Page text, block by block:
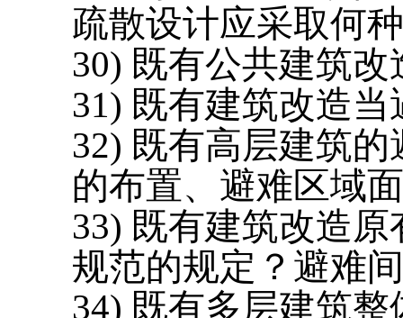
疏散设计应采取何
30) 既有公共建筑改
31) 既有建筑改造
32) 既有高层建筑
的布置、避难区域
33) 既有建筑改造
规范的规定？避难
34) 既有多层建筑